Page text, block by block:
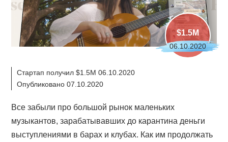
$1.5M
06.10.2020
Стартап получил $1.5M 06.10.2020
Опубликовано 07.10.2020
Все забыли про большой рынок маленьких
музыкантов, зарабатывавших до карантина деньги
выступлениями в барах и клубах. Как им продолжать